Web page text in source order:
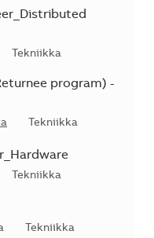
Kategoria
Tekniikka
program) -
Kategoria
Tekniikka
Kategoria
Tekniikka
Kategoria
Tekniikka